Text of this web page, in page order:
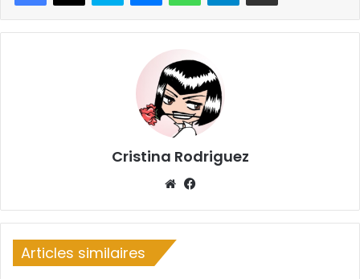
Cristina Rodriguez
We
te bo
Articles similaires